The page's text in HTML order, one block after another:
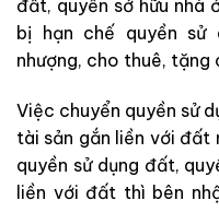
đất, quyền sở hữu nhà
bị hạn chế quyền sử
nhượng, cho thuê, tặng
Việc chuyển quyền sử
tài sản gắn liền với đất
quyền sử dụng đất,
liền với đất thì bên